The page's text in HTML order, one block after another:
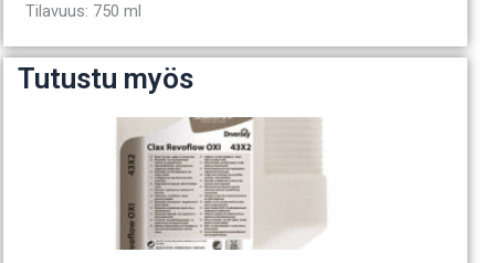
Tilavuus: 750 ml
Tutustu myös